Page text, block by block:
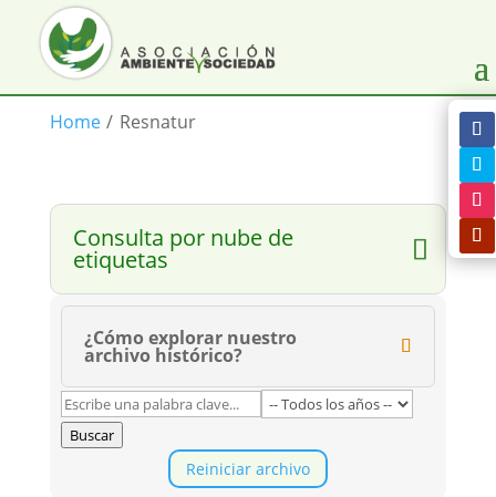
Home / Resnatur
Consulta por nube de
etiquetas
¿Cómo explorar nuestro
archivo histórico?
Buscar
Reiniciar archivo